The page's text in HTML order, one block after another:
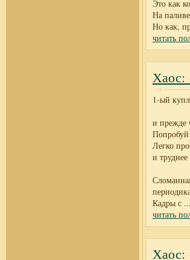
Это как
На
Но как,
читать
Хаос:
1-ый
и прежде
Попробуй
Легко
и
Кадры с ...
читать
Хаос: